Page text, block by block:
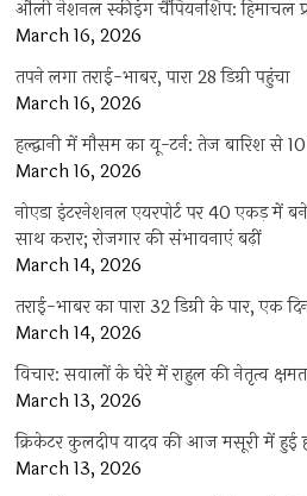
औली नेशनल स्कीइंग चैंपियनशिप: हिमाचल
March 16, 2026
तपने लगा तराई-भाबर, पारा 28 डिग्री पहुंचा
March 16, 2026
हल्द्वानी में मौसम का यू-टर्न: तेज बारिश से 10
March 16, 2026
नोएडा इंटरनेशनल एयरपोर्ट पर 40 एकड़ में
साथ करार; रोजगार की संभावनाएं बढ़ीं
March 14, 2026
तराई-भाबर का पारा 32 डिग्री के पार, एक
March 14, 2026
विचार: सवालों के घेरे में राहुल की नेतृत्व
March 13, 2026
क्रिकेटर कुलदीप यादव की आज मसूरी में हुई
March 13, 2026